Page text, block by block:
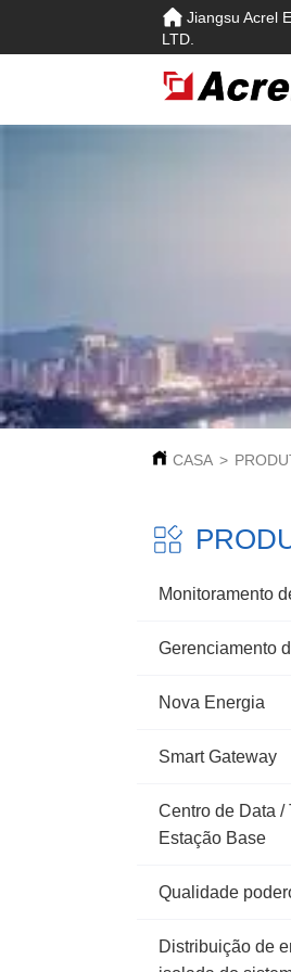
Jiangsu Acrel
LTD.
CASA >
Monitoramento
Gerenciamento
Nova Energia
Smart Gateway
Centro de Data /
Estação Base
Qualidade
Distribuição de